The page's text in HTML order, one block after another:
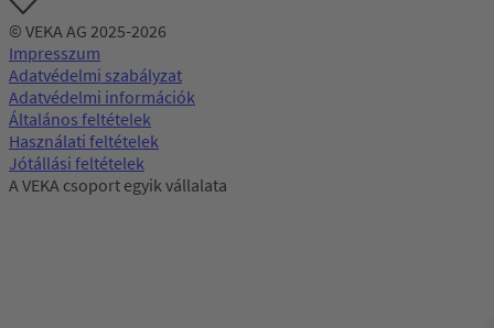
© VEKA AG 2025-2026
Impresszum
Adatvédelmi szabályzat
Adatvédelmi információk
Általános feltételek
Használati feltételek
Jótállási feltételek
A VEKA csoport egyik vállalata